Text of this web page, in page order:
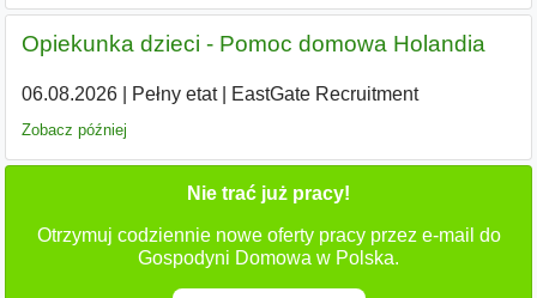
Opiekunka dzieci - Pomoc domowa Holandia
06.08.2026| Pełny etat| EastGate Recruitment
Zobacz później
Nie trać już pracy!
Otrzymuj codziennie nowe oferty pracy przez e-mail do
Gospodyni Domowa w Polska.